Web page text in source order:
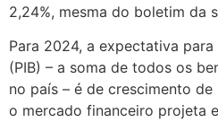
2,24%, mesma do boletim da
Para 2024, a expectativa
(PIB) – a soma de todos os
no país – é de crescimento de
o mercado financeiro projeta